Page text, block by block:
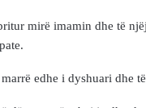
mirë imamin dhe të
edhe i dyshuari dhe